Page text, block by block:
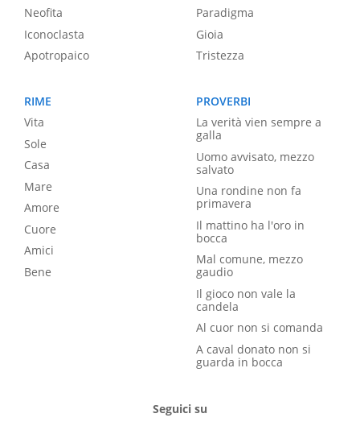
Neofita
Iconoclasta
Apotropaico
Paradigma
Gioia
Tristezza
RIME
Vita
Sole
Casa
Mare
Amore
Cuore
Amici
Bene
PROVERBI
La verità vien sempre a
galla
Uomo avvisato, mezzo
salvato
Una rondine non fa
primavera
Il mattino ha l'oro in
bocca
Mal comune, mezzo
gaudio
Il gioco non vale la
candela
Al cuor non si comanda
A caval donato non si
guarda in bocca
Seguici su